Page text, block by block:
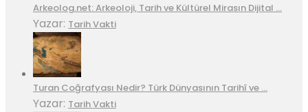
Arkeolog.net: Arkeoloji, Tarih ve Kültürel Mirasın Dijital …
Yazar: Tarih Vakti
Turan Coğrafyası Nedir? Türk Dünyasının Tarihî ve …
Yazar: Tarih Vakti